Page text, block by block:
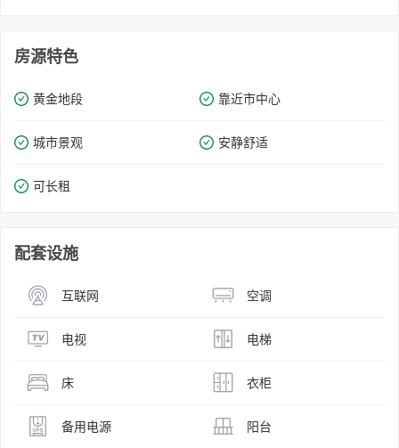
房源特色
黄金地段 靠近市中心
城市景观 安静舒适
可长租
配套设施
互联网 空调
电视 电梯
床 衣柜
备用电源 阳台